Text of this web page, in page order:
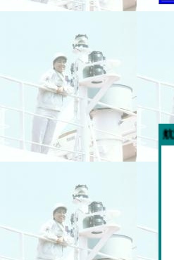
今週の「内航海運新聞」広